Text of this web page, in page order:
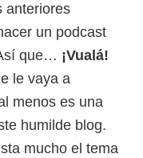
anteriores
un podcast
que… ¡Vualá!
le vaya a
menos es una
humilde blog.
mucho el tema